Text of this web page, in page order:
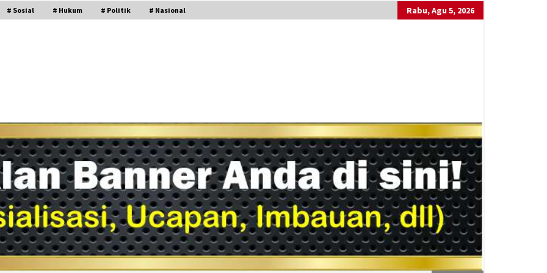
# Sosial # Hukum # Politik # Nasional Rabu, Agu 5, 2026